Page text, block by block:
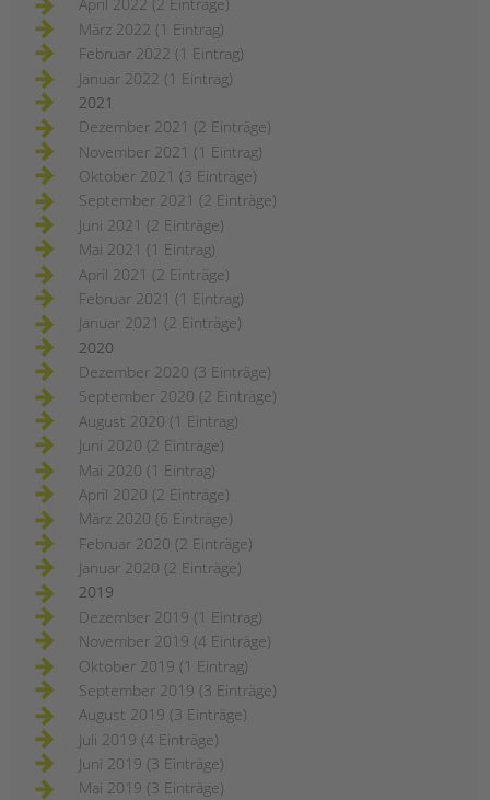
April 2022 (2 Einträge)
März 2022 (1 Eintrag)
Februar 2022 (1 Eintrag)
Januar 2022 (1 Eintrag)
2021
Dezember 2021 (2 Einträge)
November 2021 (1 Eintrag)
Oktober 2021 (3 Einträge)
September 2021 (2 Einträge)
Juni 2021 (2 Einträge)
Mai 2021 (1 Eintrag)
April 2021 (2 Einträge)
Februar 2021 (1 Eintrag)
Januar 2021 (2 Einträge)
2020
Dezember 2020 (3 Einträge)
September 2020 (2 Einträge)
August 2020 (1 Eintrag)
Juni 2020 (2 Einträge)
Mai 2020 (1 Eintrag)
April 2020 (2 Einträge)
März 2020 (6 Einträge)
Februar 2020 (2 Einträge)
Januar 2020 (2 Einträge)
2019
Dezember 2019 (1 Eintrag)
November 2019 (4 Einträge)
Oktober 2019 (1 Eintrag)
September 2019 (3 Einträge)
August 2019 (3 Einträge)
Juli 2019 (4 Einträge)
Juni 2019 (3 Einträge)
Mai 2019 (3 Einträge)